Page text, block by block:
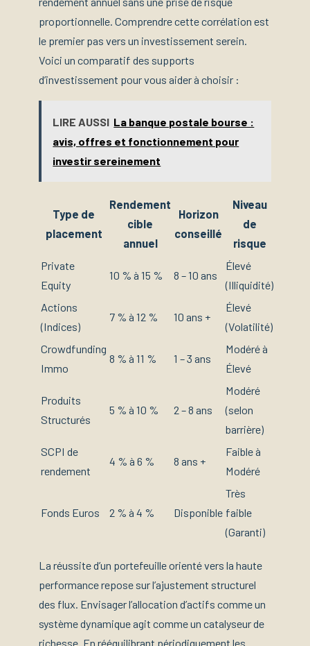
proportionnelle. Comprendre cette corrélation est
le premier pas vers un investissement serein.
Voici un comparatif des supports
d’investissement pour vous aider à choisir :
LIRE AUSSI La banque postale bourse :
avis, offres et fonctionnement pour
investir sereinement
Type de
placement
Rendement
cible
annuel
Horizon
conseillé
Niveau
de
risque
Private
Equity
10 % à 15 % 8 – 10 ans
Élevé
(Illiquidité)
Actions
(Indices)
7 % à 12 % 10 ans +
Élevé
(Volatilité)
Crowdfunding
Immo
8 % à 11 % 1 – 3 ans
Modéré à
Élevé
Produits
Structurés
5 % à 10 % 2 – 8 ans
Modéré
(selon
barrière)
SCPI de
rendement
4 % à 6 % 8 ans +
Faible à
Modéré
Fonds Euros 2 % à 4 % Disponible
Très
faible
(Garanti)
La réussite d’un portefeuille orienté vers la haute
performance repose sur l’ajustement structurel
des flux. Envisager l’allocation d’actifs comme un
système dynamique agit comme un catalyseur de
richesse. En rééquilibrant périodiquement les